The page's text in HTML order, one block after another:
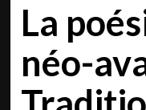
La
néo-